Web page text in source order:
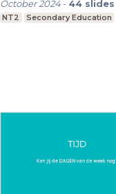
October 2024- 44 slides
NT2 Secondary Education